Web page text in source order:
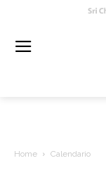
Home Calendario